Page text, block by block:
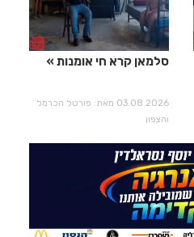
סלמאן קרא חי אומנות
03.08.2026 מאת: פורטל הכרמל
והצפון